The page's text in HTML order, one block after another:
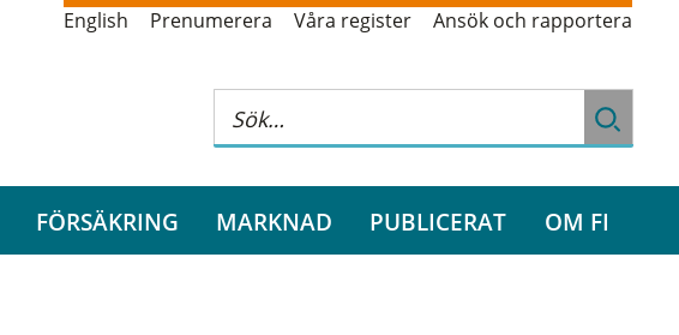
English Prenumerera Våra register Ansök och rapportera
FÖRSÄKRING MARKNAD PUBLICERAT OM FI